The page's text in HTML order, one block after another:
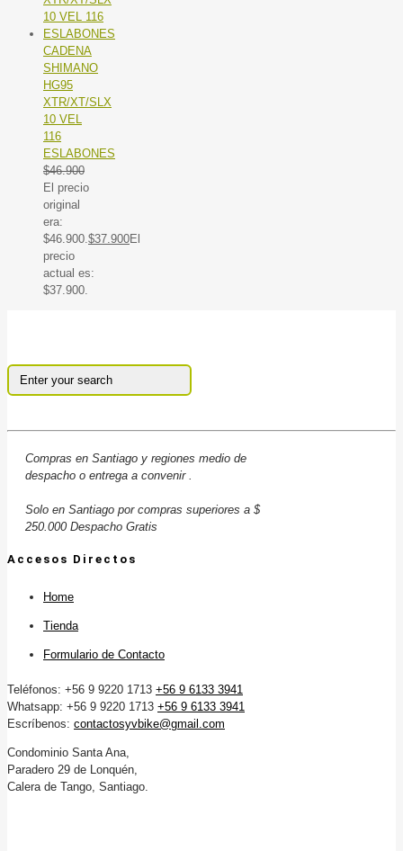
CADENA
SHIMANO
HG95
XTR/XT/SLX
10 VEL
116
ESLABONES
$46.900
El precio
original
era:
$46.900. $37.900El
precio
actual es:
$37.900.
Compras en Santiago y regiones medio de
despacho o entrega a convenir .
Solo en Santiago por compras superiores a $
250.000 Despacho Gratis
Accesos Directos
Home
Tienda
Formulario de Contacto
Teléfonos: +56 9 9220 1713 +56 9 6133 3941
Whatsapp: +56 9 9220 1713 +56 9 6133 3941
Escríbenos: contactosyvbike@gmail.com
Condominio Santa Ana,
Paradero 29 de Lonquén,
Calera de Tango, Santiago.